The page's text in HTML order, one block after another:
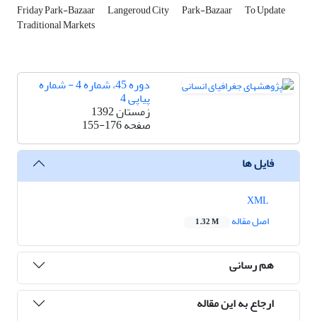
Friday Park-Bazaar Langeroud City Park-Bazaar To Update
Traditional Markets
دوره 45، شماره 4 - شماره
پیاپی 4
زمستان 1392
صفحه155-176
فایل ها
اصل مقاله
1.32 M
هم رسانی
ارجاع به این مقاله